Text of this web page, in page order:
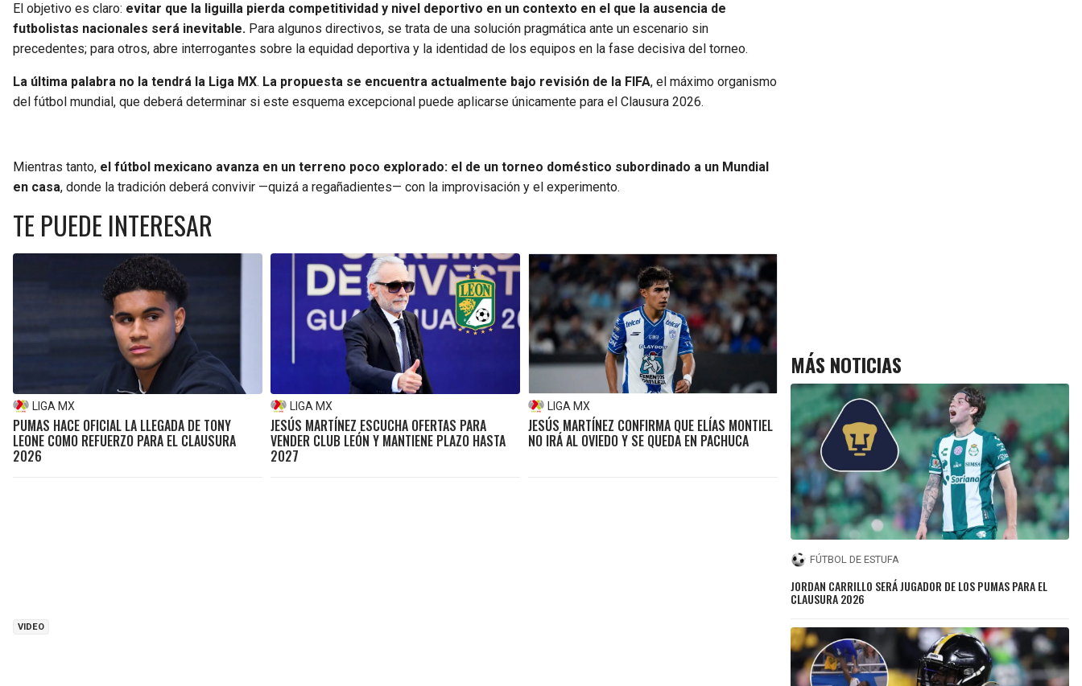
El objetivo es claro: evitar que la liguilla pierda competitividad y nivel deportivo en un contexto en el que la ausencia de
futbolistas nacionales será inevitable. Para algunos directivos, se trata de una solución pragmática ante un escenario sin
precedentes; para otros, abre interrogantes sobre la equidad deportiva y la identidad de los equipos en la fase decisiva del torneo.
La última palabra no la tendrá la Liga MX. La propuesta se encuentra actualmente bajo revisión de la FIFA, el máximo organismo
del fútbol mundial, que deberá determinar si este esquema excepcional puede aplicarse únicamente para el Clausura 2026.
Mientras tanto, el fútbol mexicano avanza en un terreno poco explorado: el de un torneo doméstico subordinado a un Mundial
en casa, donde la tradición deberá convivir —quizá a regañadientes— con la improvisación y el experimento.
TE PUEDE INTERESAR
LIGA MX
PUMAS HACE OFICIAL LA LLEGADA DE TONY
LEONE COMO REFUERZO PARA EL CLAUSURA
2026
LIGA MX
JESÚS MARTÍNEZ ESCUCHA OFERTAS PARA
VENDER CLUB LEÓN Y MANTIENE PLAZO HASTA
2027
LIGA MX
JESÚS MARTÍNEZ CONFIRMA QUE ELÍAS MONTIEL
NO IRÁ AL OVIEDO Y SE QUEDA EN PACHUCA
VIDEO
MÁS NOTICIAS
FÚTBOL DE ESTUFA
JORDAN CARRILLO SERÁ JUGADOR DE LOS PUMAS PARA EL
CLAUSURA 2026